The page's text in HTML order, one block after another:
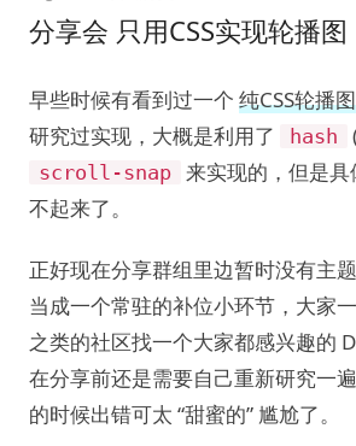
分享会 只用CSS实现轮播图
早些时候有看到过一个 纯CSS轮播图
研究过实现，大概是利用了
hash
scroll-snap
来实现的，但是
不起来了。
正好现在分享群组里边暂时没有主
当成一个常驻的补位小环节，大家
之类的社区找一个大家都感兴趣的
在分享前还是需要自己重新研究一
的时候出错可太 “甜蜜的” 尴尬了。